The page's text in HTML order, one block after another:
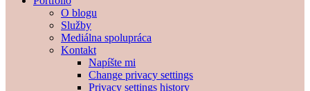
O blogu
Služby
Mediálna spolupráca
Kontakt
Napíšte mi
Change privacy settings
Privacy settings history